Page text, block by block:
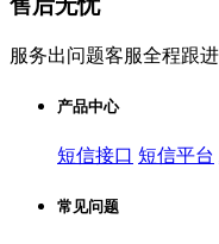
售后无忧
服务出问题客服全程跟进
产品中心
短信接口 短信平台
常见问题